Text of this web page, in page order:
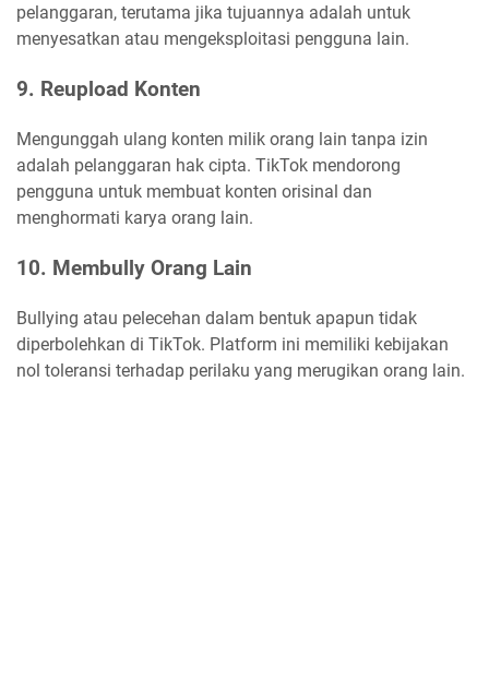
pelanggaran, terutama jika tujuannya adalah untuk
menyesatkan atau mengeksploitasi pengguna lain.
9. Reupload Konten
Mengunggah ulang konten milik orang lain tanpa izin
adalah pelanggaran hak cipta. TikTok mendorong
pengguna untuk membuat konten orisinal dan
menghormati karya orang lain.
10. Membully Orang Lain
Bullying atau pelecehan dalam bentuk apapun tidak
diperbolehkan di TikTok. Platform ini memiliki kebijakan
nol toleransi terhadap perilaku yang merugikan orang lain.